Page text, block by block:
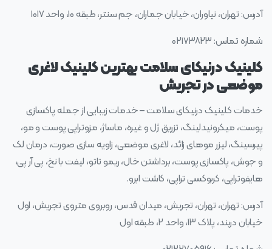
آدرس: تهران، نیاوران، خیابان جماران، جم سنتر، طبقه ۱۰، واحد ۱۰۱۷
شماره تماس: ۰۲۱۷۳۸۲۳
کلینیک درنیکای سلامت بهترین کلینیک لاغری
موضعی در تجریش
خدمات کلینیک درنیکای سلامت – خدمات زیبایی از جمله پاکسازی
پوست، میکرونیدلینگ، تزریق ژل و غیره، ماساژ، مزوتراپی پوست و مو،
پیرسینگ، لیزر موهای زائد، لاغری موضعی، زاویه سازی صورت، درمان لک
و جوش، پاکسازی پوست، برداشتن خال، ریمو تاتو، لیفت با نخ، پی آر پی،
هایفوتراپی، کربوکسی تراپی، کاشت ابرو.
آدرس: تهران، تهران، تجریش، میدان قدس، روبروی متروی تجریش، اول
خیابان دربند، پلاک ۱۳، واحد ۲، طبقه اول